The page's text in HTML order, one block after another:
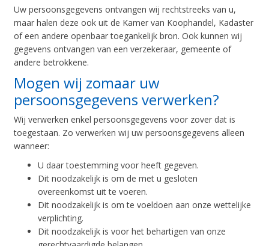
Uw persoonsgegevens ontvangen wij rechtstreeks van u,
maar halen deze ook uit de Kamer van Koophandel, Kadaster
of een andere openbaar toegankelijk bron. Ook kunnen wij
gegevens ontvangen van een verzekeraar, gemeente of
andere betrokkene.
Mogen wij zomaar uw
persoonsgegevens verwerken?
Wij verwerken enkel persoonsgegevens voor zover dat is
toegestaan. Zo verwerken wij uw persoonsgegevens alleen
wanneer:
U daar toestemming voor heeft gegeven.
Dit noodzakelijk is om de met u gesloten
overeenkomst uit te voeren.
Dit noodzakelijk is om te voeldoen aan onze wettelijke
verplichting.
Dit noodzakelijk is voor het behartigen van onze